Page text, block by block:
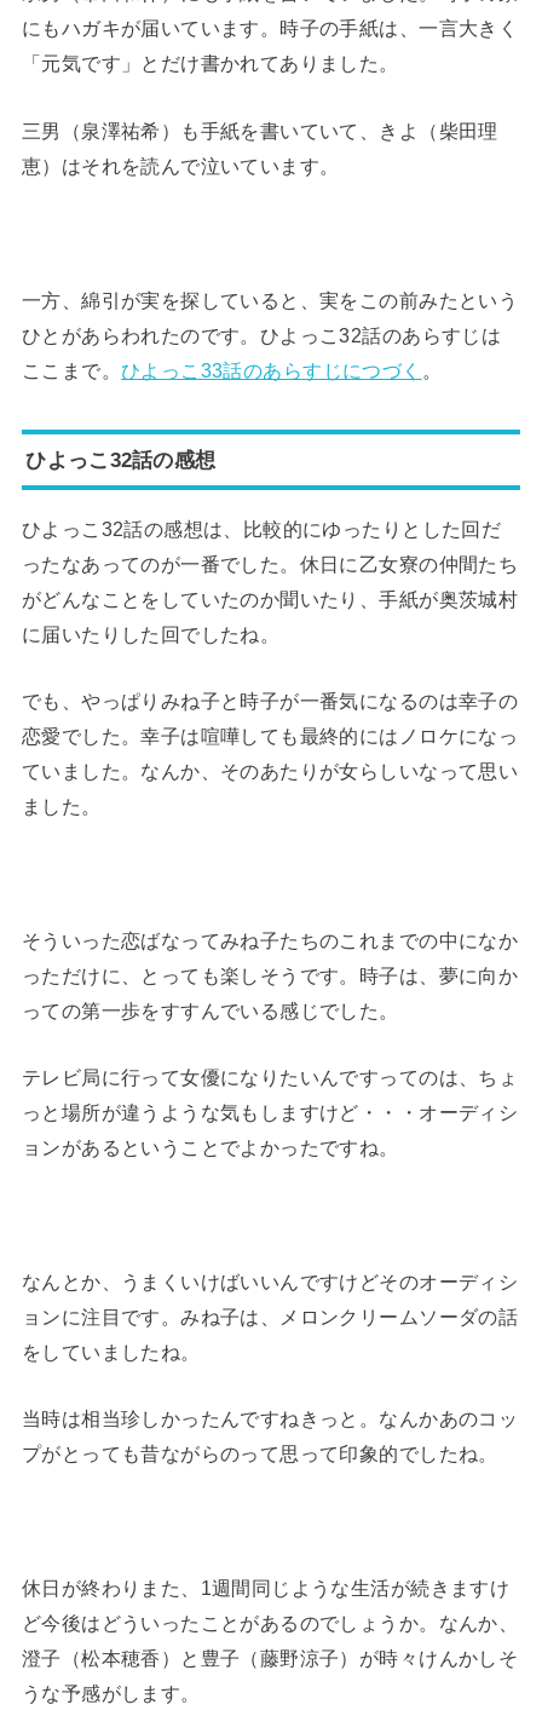
にもハガキが届いています。時子の手紙は、一言大きく
「元気です」とだけ書かれてありました。
三男（泉澤祐希）も手紙を書いていて、きよ（柴田理
恵）はそれを読んで泣いています。
一方、綿引が実を探していると、実をこの前みたという
ひとがあらわれたのです。ひよっこ32話のあらすじは
ここまで。 ひよっこ33話のあらすじにつづく
ひよっこ32話の感想
ひよっこ32話の感想は、比較的にゆったりとした回だ
ったなあってのが一番でした。休日に乙女寮の仲間たち
がどんなことをしていたのか聞いたり、手紙が奥茨城村
に届いたりした回でしたね。
でも、やっぱりみね子と時子が一番気になるのは幸子の
恋愛でした。幸子は喧嘩しても最終的にはノロケになっ
ていました。なんか、そのあたりが女らしいなって思い
ました。
そういった恋ばなってみね子たちのこれまでの中になか
っただけに、とっても楽しそうです。時子は、夢に向か
っての第一歩をすすんでいる感じでした。
テレビ局に行って女優になりたいんですってのは、ちょ
っと場所が違うような気もしますけど・・・オーディシ
ョンがあるということでよかったですね。
なんとか、うまくいけばいいんですけどそのオーディシ
ョンに注目です。みね子は、メロンクリームソーダの話
をしていましたね。
当時は相当珍しかったんですねきっと。なんかあのコッ
プがとっても昔ながらのって思って印象的でしたね。
休日が終わりまた、1週間同じような生活が続きますけ
ど今後はどういったことがあるのでしょうか。なんか、
澄子（松本穂香）と豊子（藤野涼子）が時々けんかしそ
うな予感がします。